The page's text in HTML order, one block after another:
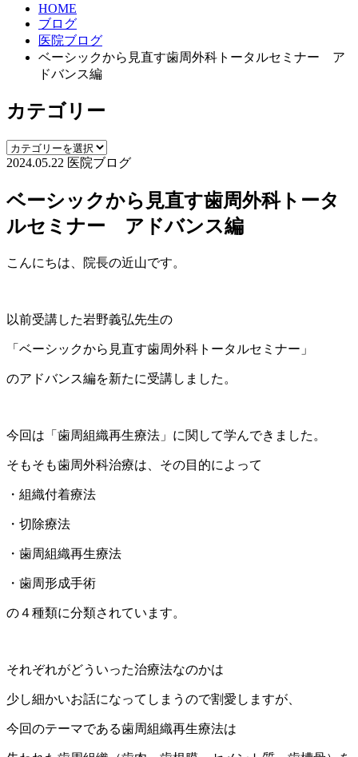
HOME
ブログ
医院ブログ
ベーシックから見直す歯周外科トータルセミナー ア
ドバンス編
カテゴリー
2024.05.22 医院ブログ
ベーシックから見直す歯周外科トータ
ルセミナー アドバンス編
こんにちは、院長の近山です。
以前受講した岩野義弘先生の
「ベーシックから見直す歯周外科トータルセミナー」
のアドバンス編を新たに受講しました。
今回は「歯周組織再生療法」に関して学んできました。
そもそも歯周外科治療は、その目的によって
・組織付着療法
・切除療法
・歯周組織再生療法
・歯周形成手術
の４種類に分類されています。
それぞれがどういった治療法なのかは
少し細かいお話になってしまうので割愛しますが、
今回のテーマである歯周組織再生療法は